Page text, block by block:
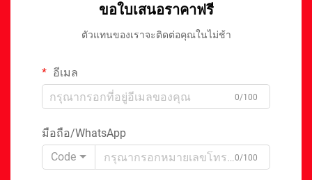
ขอใบเสนอราคาฟรี
ตัวแทนของเราจะติดต่อคุณในไม่ช้า
อีเมล
0/100
มือถือ/WhatsApp
Code
0/100